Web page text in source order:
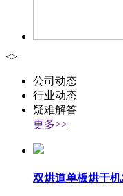
<>
公司动态
行业动态
疑难解答
更多>>
双烘道单板烘干